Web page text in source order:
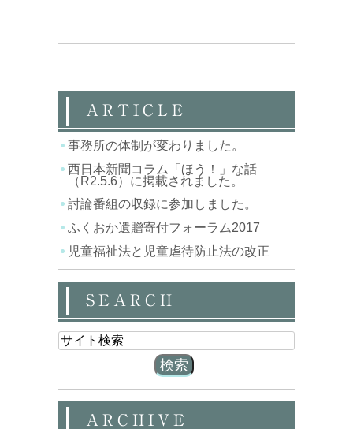
ARTICLE
事務所の体制が変わりました。
西日本新聞コラム「ほう！」な話
（R2.5.6）に掲載されました。
討論番組の収録に参加しました。
ふくおか遺贈寄付フォーラム2017
児童福祉法と児童虐待防止法の改正
SEARCH
ARCHIVE